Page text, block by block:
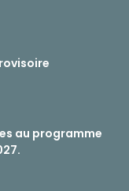
au programme